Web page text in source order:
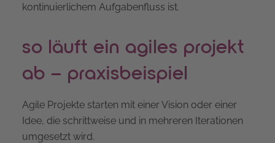
kontinuierlichem Aufgabenfluss ist.
so läuft ein agiles projekt
ab – praxisbeispiel
Agile Projekte starten mit einer Vision oder einer
Idee, die schrittweise und in mehreren Iterationen
umgesetzt wird.